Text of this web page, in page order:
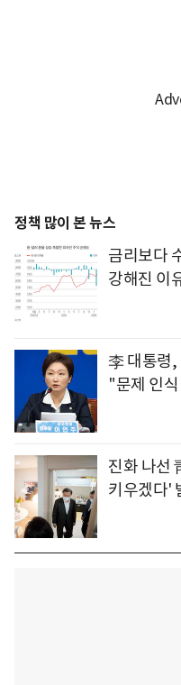
정책 많이 본 뉴스
금리보다
강해진 이
李 대통령
"문제 인
진화 나선
키우겠다'